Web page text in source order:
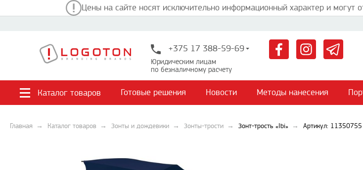
Цены на сайте носят исключительно информационный характер и могут
+375 17 388-59-69
Юридическим лицам
по безналичному расчету
Каталог товаров Готовые решения Новости Методы нанесения
Главная Каталог товаров Зонты и дождевики Зонты-трости Зонт-трость «Ibi» Артикул: 11350755